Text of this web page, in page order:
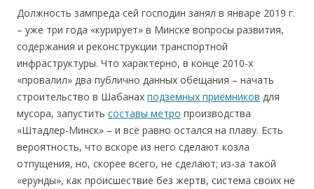
Должность зампреда сей господин занял в январе 2019 г.
– уже три года «курирует» в Минске вопросы развития,
содержания и реконструкции транспортной
инфраструктуры. Что характерно, в конце 2010-х
«провалил» два публично данных обещания – начать
строительство в Шабанах подземных приёмников для
мусора, запустить составы метро производства
«Штадлер-Минск» – и всё равно остался на плаву. Есть
вероятность, что вскоре из него сделают козла
отпущения, но, скорее всего, не сделают; из-за такой
«ерунды», как происшествие без жертв, система своих не